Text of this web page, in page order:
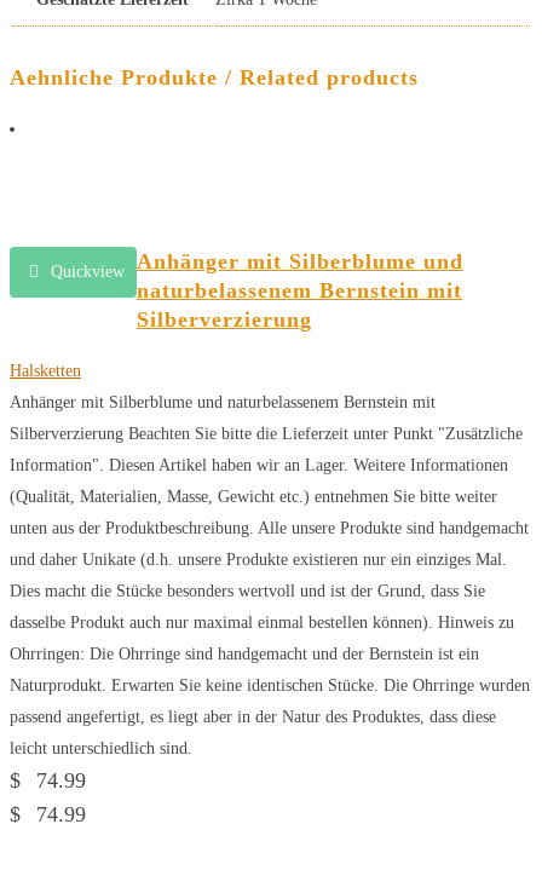
Aehnliche Produkte / Related products
Quickview
Anhänger mit Silberblume und
naturbelassenem Bernstein mit
Silberverzierung
Halsketten
Anhänger mit Silberblume und naturbelassenem Bernstein mit
Silberverzierung Beachten Sie bitte die Lieferzeit unter Punkt "Zusätzliche
Information". Diesen Artikel haben wir an Lager. Weitere Informationen
(Qualität, Materialien, Masse, Gewicht etc.) entnehmen Sie bitte weiter
unten aus der Produktbeschreibung. Alle unsere Produkte sind handgemacht
und daher Unikate (d.h. unsere Produkte existieren nur ein einziges Mal.
Dies macht die Stücke besonders wertvoll und ist der Grund, dass Sie
dasselbe Produkt auch nur maximal einmal bestellen können). Hinweis zu
Ohrringen: Die Ohrringe sind handgemacht und der Bernstein ist ein
Naturprodukt. Erwarten Sie keine identischen Stücke. Die Ohrringe wurden
passend angefertigt, es liegt aber in der Natur des Produktes, dass diese
leicht unterschiedlich sind.
$
74.99
$
74.99